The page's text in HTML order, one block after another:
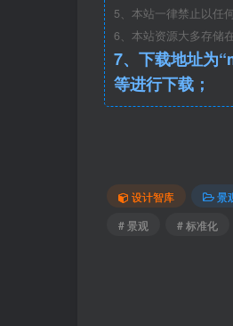
5、本站一律禁止以任
6、本站资源大多存储
7、下载地址为
等进行下载；
设计智库
景
# 景观
# 标准化